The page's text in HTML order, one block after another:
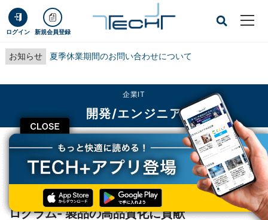
ログイン 新規会員登録
お知らせ 夏季休業期間のお問い合わせについて
CLOSE
企業IT
開発/エンジニア
TECH+ 企業IT
開発/エンジニア
AGC、独自のデータサイエンティスト育成プログラム- 製品の高品質化に貢献
AGC、独自のデータサイエンティスト育成プ
ログラム- 製品の高品質化に貢献